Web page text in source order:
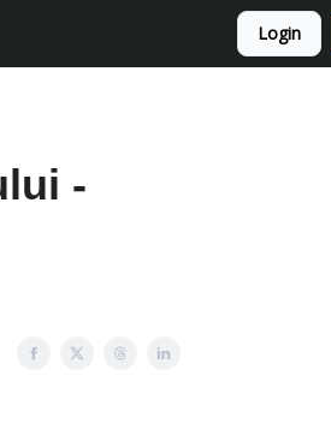
Login
-